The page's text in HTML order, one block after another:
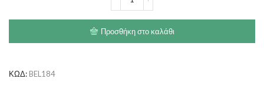
Προσθήκη στο καλάθι
ΚΩΔ: BEL184